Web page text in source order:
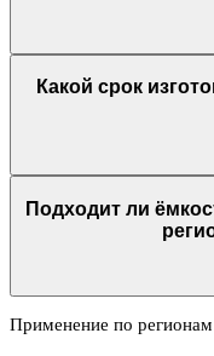
Какой срок
Подходит ли
Применение по регионам